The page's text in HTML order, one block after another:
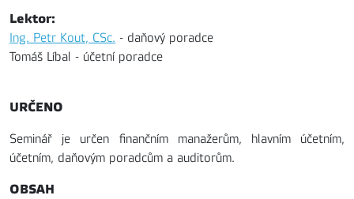
Lektor:
Ing. Petr Kout, CSc. - daňový poradce
Tomáš Líbal - účetní poradce
URČENO
Seminář je určen finančním manažerům, hlavním účetním,
účetním, daňovým poradcům a auditorům.
OBSAH